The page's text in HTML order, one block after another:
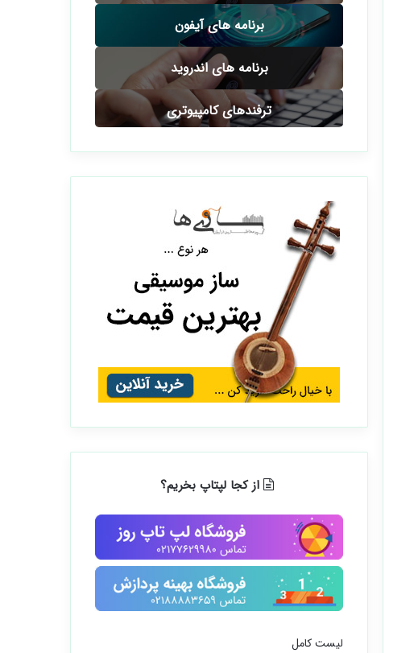
برنامه های آیفون
برنامه های اندروید
ترفندهای کامپیوتری
از کجا لپتاپ بخریم؟
لیست کامل